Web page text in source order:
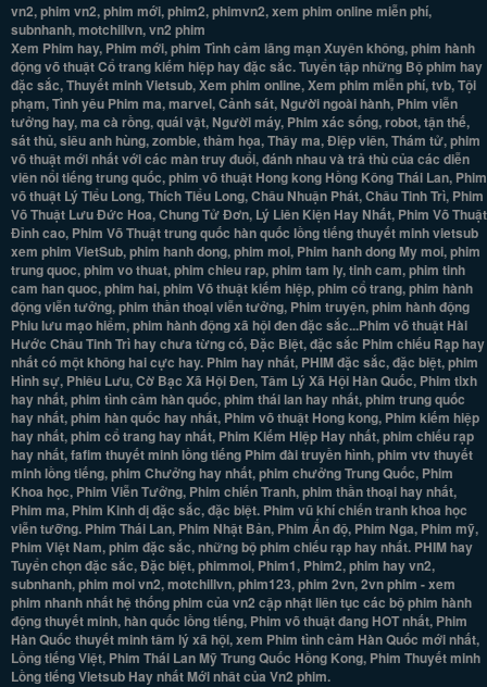
vn2, phim vn2, phim mới, phim2, phimvn2, xem phim online miễn phí,
subnhanh, motchillvn, vn2 phim
Xem Phim hay, Phim mới, phim Tình cảm lãng mạn Xuyên không, phim hành
động võ thuật Cổ trang kiếm hiệp hay đặc sắc. Tuyển tập những Bộ phim hay
đặc sắc, Thuyết minh Vietsub, Xem phim online, Xem phim miễn phí, tvb, Tội
phạm, Tình yêu Phim ma, marvel, Cảnh sát, Người ngoài hành, Phim viễn
tưởng hay, ma cà rồng, quái vật, Người máy, Phim xác sống, robot, tận thế,
sát thủ, siêu anh hùng, zombie, thảm họa, Thây ma, Điệp viên, Thám tử, phim
võ thuật mới nhất với các màn truy đuổi, đánh nhau và trả thù của các diễn
viên nổi tiếng trung quốc, phim võ thuật Hong kong Hồng Kông Thái Lan, Phim
võ thuật Lý Tiểu Long, Thích Tiểu Long, Châu Nhuận Phát, Châu Tinh Trì, Phim
Võ Thuật Lưu Đức Hoa, Chung Tử Đơn, Lý Liên Kiện Hay Nhất, Phim Võ Thuật
Đỉnh cao, Phim Võ Thuật trung quốc hàn quốc lồng tiếng thuyết minh vietsub
xem phim VietSub, phim hanh dong, phim moi, Phim hanh dong My moi, phim
trung quoc, phim vo thuat, phim chieu rap, phim tam ly, tinh cam, phim tinh
cam han quoc, phim hai, phim Võ thuật kiếm hiệp, phim cổ trang, phim hành
động viễn tưởng, phim thần thoại viễn tưởng, Phim truyện, phim hành động
Phiu lưu mạo hiểm, phim hành động xã hội đen đặc sắc...Phim võ thuật Hài
Hước Châu Tinh Trì hay chưa từng có, Đặc Biệt, đặc sắc Phim chiếu Rạp hay
nhất có một không hai cực hay. Phim hay nhất, PHIM đặc sắc, đặc biệt, phim
Hình sự, Phiêu Lưu, Cờ Bạc Xã Hội Đen, Tâm Lý Xã Hội Hàn Quốc, Phim tlxh
hay nhất, phim tình cảm hàn quốc, phim thái lan hay nhất, phim trung quốc
hay nhất, phim hàn quốc hay nhất, Phim võ thuật Hong kong, Phim kiếm hiệp
hay nhất, phim cổ trang hay nhất, Phim Kiếm Hiệp Hay nhất, phim chiếu rạp
hay nhất, fafim thuyết minh lồng tiếng Phim đài truyền hình, phim vtv thuyết
minh lồng tiếng, phim Chưởng hay nhất, phim chưởng Trung Quốc, Phim
Khoa học, Phim Viễn Tưởng, Phim chiến Tranh, phim thần thoại hay nhất,
Phim ma, Phim Kinh dị đặc sắc, đặc biệt. Phim vũ khí chiến tranh khoa học
viễn tưỡng. Phim Thái Lan, Phim Nhật Bản, Phim Ấn độ, Phim Nga, Phim mỹ,
Phim Việt Nam, phim đặc sắc, những bộ phim chiếu rạp hay nhất. PHIM hay
Tuyển chọn đặc sắc, Đặc biệt, phimmoi, Phim1, Phim2, phim hay vn2,
subnhanh, phim moi vn2, motchillvn, phim123, phim 2vn, 2vn phim - xem
phim nhanh nhất hệ thống phim của vn2 cập nhật liên tục các bộ phim hành
động thuyết minh, hàn quốc lồng tiếng, Phim võ thuật đang HOT nhất, Phim
Hàn Quốc thuyết minh tâm lý xã hội, xem Phim tình cảm Hàn Quốc mới nhất,
Lồng tiếng Việt, Phim Thái Lan Mỹ Trung Quốc Hồng Kong, Phim Thuyết minh
Lồng tiếng Vietsub Hay nhất Mới nhât của Vn2 phim.